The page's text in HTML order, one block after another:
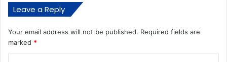
Leave a Reply
Your email address will not be published. Required fields are
marked *